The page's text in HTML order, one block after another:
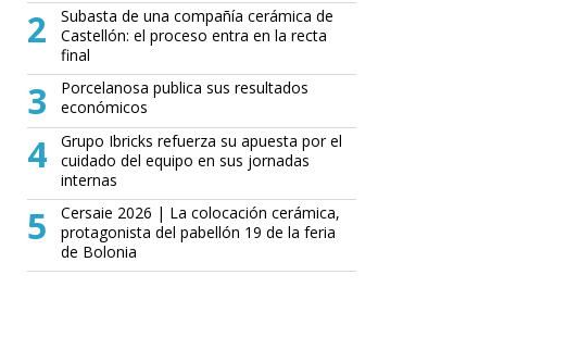
2
Subasta de una compañía cerámica de
Castellón: el proceso entra en la recta
final
3
Porcelanosa publica sus resultados
económicos
4
Grupo Ibricks refuerza su apuesta por el
cuidado del equipo en sus jornadas
internas
5
Cersaie 2026 | La colocación cerámica,
protagonista del pabellón 19 de la feria
de Bolonia